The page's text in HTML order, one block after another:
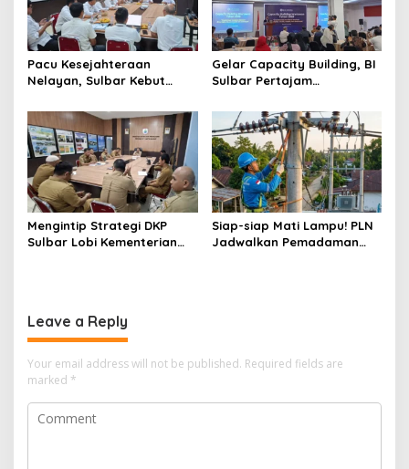
Pacu Kesejahteraan
Nelayan, Sulbar Kebut
Merah Putih dan Bantuan
Kapal
Gelar Capacity Building, BI
Sulbar Pertajam
Mengintip Strategi DKP
Sulbar Lobi Kementerian
Siap-siap Mati Lampu! PLN
Jadwalkan Pemadaman
Leave a Reply
Your email address will not be published. Required fields are
marked *